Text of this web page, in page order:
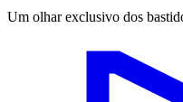
Um olhar exclusivo dos